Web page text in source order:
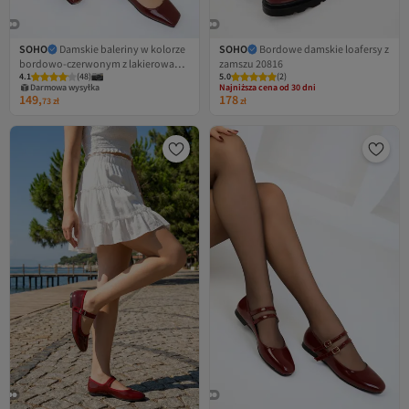
SOHO
Damskie baleriny w kolorze
bordowo-czerwonym z lakierowanej
skóry 18891
4.1 (48)
Darmowa wysyłka
149,73zł
SOHO
Bordowe damskie loafersy z
zamszu 20816
5.0 (2)
Najniższa cena od 30 dni
Darmowa wysyłka
Najniższa cena od 30 dni
178zł